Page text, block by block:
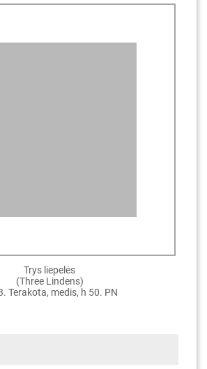
Trys liepelės
(Three Lindens)
Terakota, medis, h 50. PN